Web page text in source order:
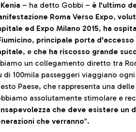
– ha detto Gobbi – è l’ultimo
Roma Verso Expo,
ed Expo Milano 2015, ha
, principale porta d'accesso
, e che ha riscosso grande
un collegamento diretto tra
di 100mila passeggeri viaggiano
Paese, che rappresenta una
assolutamente stimolare e
che deve esistere
che verranno’’.